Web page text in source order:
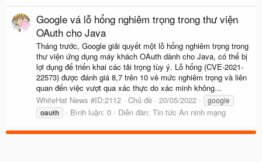
Google vá lỗ hổng nghiêm trọng trong thư viện
OAuth cho Java
Tháng trước, Google giải quyết một lỗ hổng nghiêm trọng trong
thư viện ứng dụng máy khách OAuth dành cho Java, có thể bị
lợi dụng để triển khai các tải trọng tùy ý. Lỗ hổng (CVE-2021-
22573) được đánh giá 8,7 trên 10 về mức nghiêm trọng và liên
quan đến việc vượt qua xác thực do xác minh không...
WhiteHat News #ID:2112
Chủ đề 20/05/2022 google
oauth Bình luận: 0 Diễn đàn: Tin tức An ninh mạng